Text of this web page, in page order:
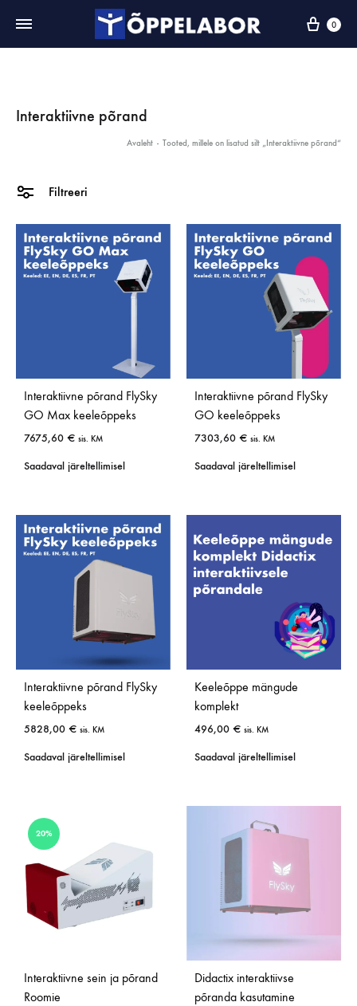
0
Interaktiivne põrand
Avaleht - Tooted, millele on lisatud silt „Interaktiivne põrand“
Filtreeri
Interaktiivne põrand FlySky
GO Max keeleõppeks
7675,60 € sis. KM
Saadaval järeltellimisel
Interaktiivne põrand FlySky
GO keeleõppeks
7303,60 € sis. KM
Saadaval järeltellimisel
Interaktiivne põrand FlySky
keeleõppeks
5828,00 € sis. KM
Saadaval järeltellimisel
Keeleõppe mängude
komplekt
496,00 € sis. KM
Saadaval järeltellimisel
20%
Interaktiivne sein ja põrand
Roomie
Didactix interaktiivse
põranda kasutamine